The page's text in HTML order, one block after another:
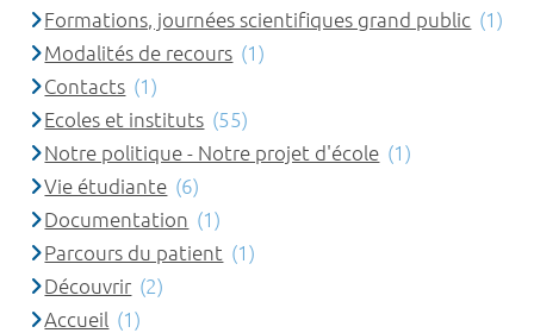
Formations, journées scientifiques grand public (1)
Modalités de recours (1)
Contacts (1)
Ecoles et instituts (55)
Notre politique - Notre projet d'école (1)
Vie étudiante (6)
Documentation (1)
Parcours du patient (1)
Découvrir (2)
Accueil (1)